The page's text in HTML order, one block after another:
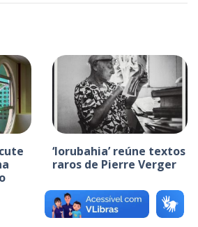
‘Iorubahia’ reúne textos
raros de Pierre Verger
+ Mais Informações